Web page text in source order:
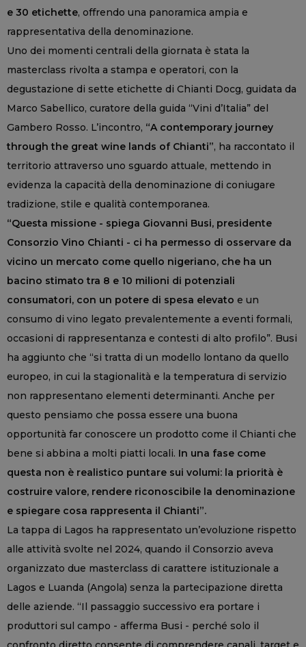
e 30 etichette, offrendo una panoramica ampia e
rappresentativa della denominazione.
Uno dei momenti centrali della giornata è stata la
masterclass rivolta a stampa e operatori, con la
degustazione di sette etichette di Chianti Docg, guidata da
Marco Sabellico, curatore della guida “Vini d’Italia” del
Gambero Rosso. L’incontro, “A contemporary journey
through the great wine lands of Chianti”, ha raccontato il
territorio attraverso uno sguardo attuale, mettendo in
evidenza la capacità della denominazione di coniugare
tradizione, stile e qualità contemporanea.
“Questa missione - spiega Giovanni Busi, presidente
Consorzio Vino Chianti - ci ha permesso di osservare da
vicino un mercato come quello nigeriano, che ha un
bacino stimato tra 8 e 10 milioni di potenziali
consumatori, con un potere di spesa elevato e un
consumo di vino legato prevalentemente a eventi formali,
occasioni di rappresentanza e contesti di alto profilo”. Busi
ha aggiunto che “si tratta di un modello lontano da quello
europeo, in cui la stagionalità e la temperatura di servizio
non rappresentano elementi determinanti. Anche per
questo pensiamo che possa essere una buona
opportunità far conoscere un prodotto come il Chianti che
bene si abbina a molti piatti locali. In una fase come
questa non è realistico puntare sui volumi: la priorità è
costruire valore, rendere riconoscibile la denominazione
e spiegare cosa rappresenta il Chianti”.
La tappa di Lagos ha rappresentato un’evoluzione rispetto
alle attività svolte nel 2024, quando il Consorzio aveva
organizzato due masterclass di carattere istituzionale a
Lagos e Luanda (Angola) senza la partecipazione diretta
delle aziende. “Il passaggio successivo era portare i
produttori sul campo - afferma Busi - perché solo il